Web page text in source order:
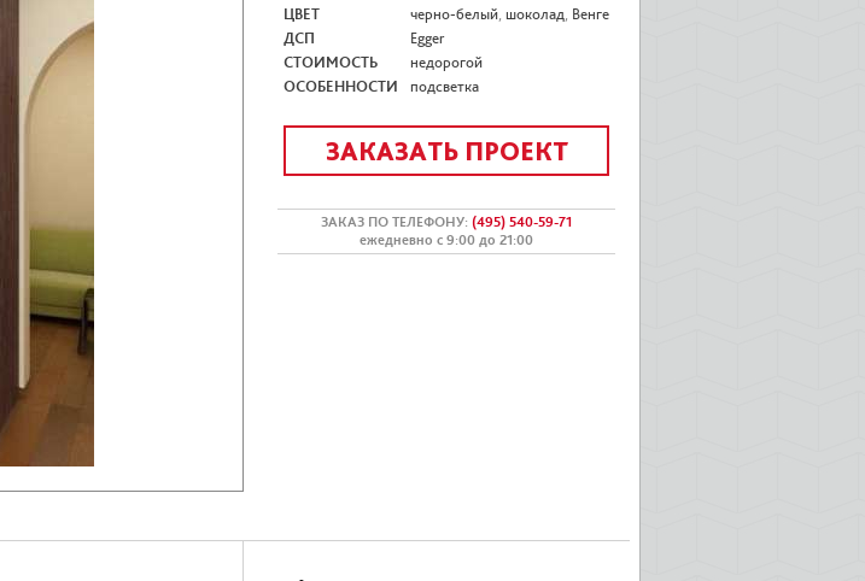
ЦВЕТ
черно-белый, шоколад, Венге
ДСП
Egger
СТОИМОСТЬ
недорогой
ОСОБЕННОСТИ
подсветка
ЗАКАЗАТЬ ПРОЕКТ
ЗАКАЗ ПО ТЕЛЕФОНУ: (495) 540-59-71
ежедневно с 9:00 до 21:00